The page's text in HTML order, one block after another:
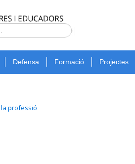
Type 2 or
for
results.
Cerca
Defensa Formació Projectes
la professió